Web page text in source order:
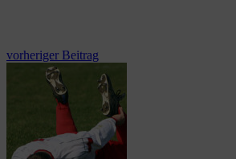
vorheriger Beitrag